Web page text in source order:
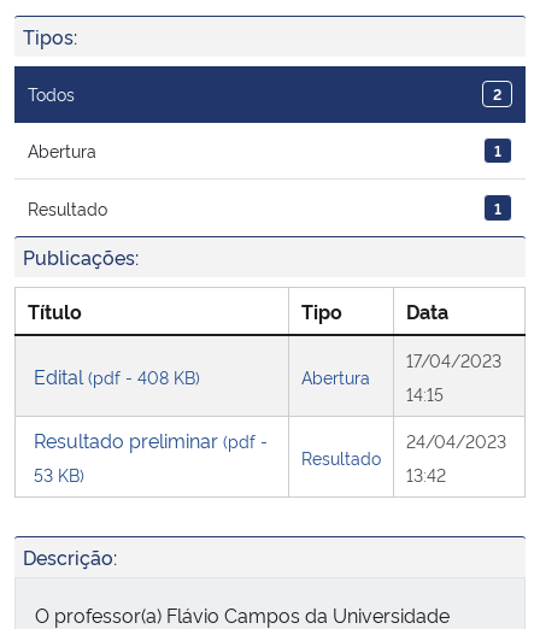
Ministério da Cidadania
Ministério da Saúde
Ministério de Minas e Energia
Ministério da Ciência, Tecnologia, Inovações e Comunicações
Ministério do Meio Ambiente
Ministério do Turismo
Controladoria-Geral da União
Tipos:
Todos 2
Abertura 1
Resultado 1
Publicações:
Título Tipo Data
Edital (pdf - 408 KB) Abertura
17/04/2023
14:15
Resultado preliminar (pdf -
53 KB)
Resultado
24/04/2023
13:42
Descrição:
O professor(a) Flávio Campos da Universidade